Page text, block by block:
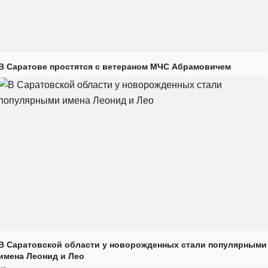
Саратове простятся с ветераном МЧС Абрамовичем
Саратовской области у новорожденных стали популярными
Леонид и Лео